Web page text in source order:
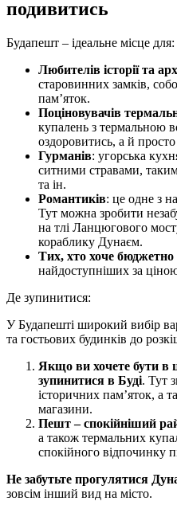
подивитись
Будапешт – ідеальне місце для:
Любителів історії та
старовинних замків,
пам’яток.
Поціновувачів
купалень з термальною
оздоровитись, а й
Гурманів: угорська
ситними стравами,
та ін.
Романтиків: це одне з
Тут можна зробити
на тлі Ланцюгового
кораблику Дунаєм.
Тих, хто хоче бюджетно
найдоступніших за
Де зупинитися:
У Будапешті широкий вибір
та гостьових будинків до
Якщо ви хочете бути в
зупинитися в Буді. Тут
історичних пам’яток, а
магазини.
Пешт – спокійніший
а також термальних
спокійного відпочинку
Не забутьте прогулятися
зовсім інший вид на місто.